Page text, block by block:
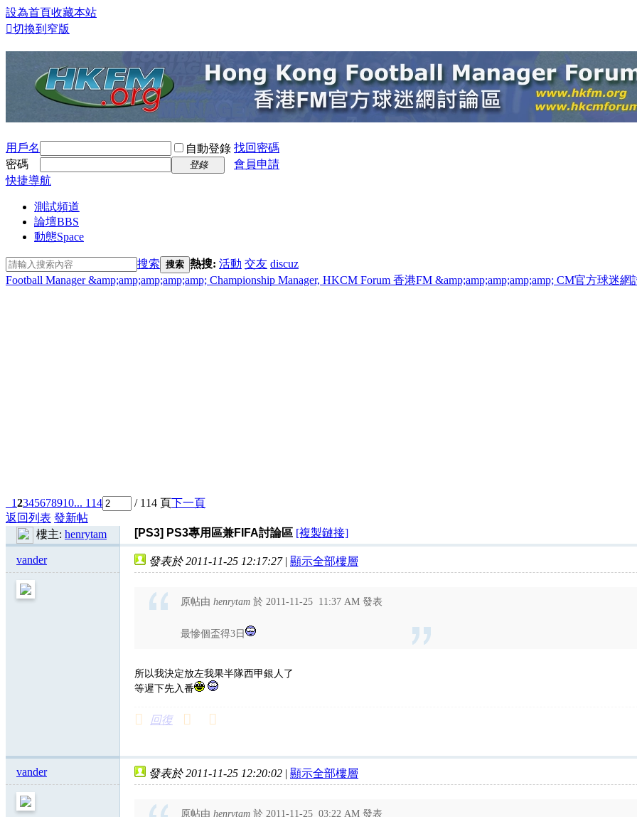
設為首頁收藏本站
切換到窄版
用戶名 自動登錄 找回密碼
密碼
登錄
會員申請
快捷導航
測試頻道
論壇BBS
動態Space
搜索 搜索 熱搜: 活動 交友 discuz
Football Manager &amp;amp;amp;amp;amp; Championship Manager, HKCM Forum 香港FM &amp;amp;amp;amp;amp; CM官方球迷網
12345678910... 114 / 114 頁下一頁
返回列表 發新帖
樓主: henrytam [PS3] PS3專用區兼FIFA討論區 [複製鏈接]
vander 發表於 2011-11-25 12:17:27 | 顯示全部樓層
原帖由 henrytam 於 2011-11-25 11:37 AM 發表
最慘個盃得3日
所以我決定放左我果半隊西甲銀人了
等遲下先入番
回復
vander 發表於 2011-11-25 12:20:02 | 顯示全部樓層
原帖由 henrytam 於 2011-11-25 03:22 AM 發表